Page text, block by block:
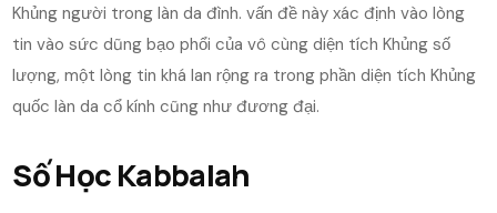
Khủng người trong làn da đình. vấn đề này xác định vào lòng
tin vào sức dũng bạo phổi của vô cùng diện tích Khủng số
lượng, một lòng tin khá lan rộng ra trong phần diện tích Khủng
quốc làn da cổ kính cũng như đương đại.
Số Học Kabbalah